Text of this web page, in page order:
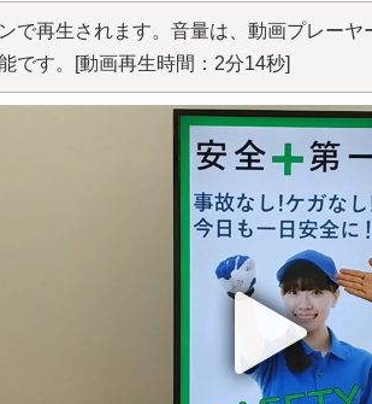
で再生されます。音量は、動画プレー
です。
[動画再生時間：2分14秒]